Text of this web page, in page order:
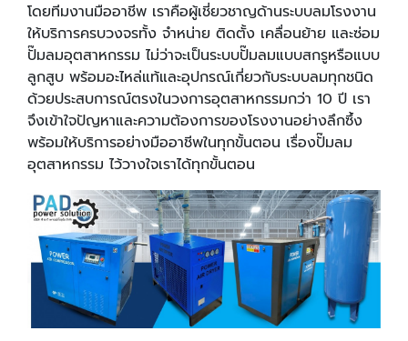
โดยทีมงานมืออาชีพ เราคือผู้เชี่ยวชาญด้านระบบลมโรงงาน
ให้บริการครบวงจรทั้ง จำหน่าย ติดตั้ง เคลื่อนย้าย และซ่อม
ปั๊มลมอุตสาหกรรม ไม่ว่าจะเป็นระบบปั๊มลมแบบสกรูหรือแบบ
ลูกสูบ พร้อมอะไหล่แท้และอุปกรณ์เกี่ยวกับระบบลมทุกชนิด
ด้วยประสบการณ์ตรงในวงการอุตสาหกรรมกว่า 10 ปี เรา
จึงเข้าใจปัญหาและความต้องการของโรงงานอย่างลึกซึ้ง
พร้อมให้บริการอย่างมืออาชีพในทุกขั้นตอน เรื่องปั๊มลม
อุตสาหกรรม ไว้วางใจเราได้ทุกขั้นตอน